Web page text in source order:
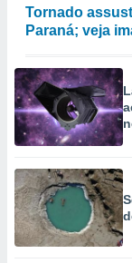
Tornado
Paraná; veja